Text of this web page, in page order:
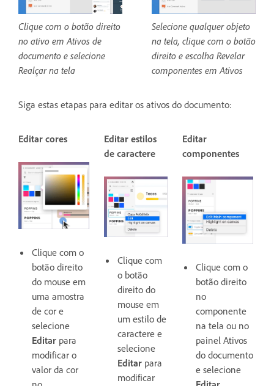
Clique com o botão direito
no ativo em Ativos de
documento e selecione
Realçar na tela
Selecione qualquer objeto
na tela, clique com o botão
direito e escolha Revelar
componentes em Ativos
Siga estas etapas para editar os ativos do documento:
Editar cores
Clique com o
botão direito
do mouse em
uma amostra
de cor e
selecione
Editar para
modificar o
valor da cor
Editar estilos
de caractere
Clique com
o botão
direito do
mouse em
um estilo de
caractere e
selecione
Editar para
modificar
Editar
componentes
Clique com o
botão direito
no
componente
na tela ou no
painel Ativos
do documento
e selecione